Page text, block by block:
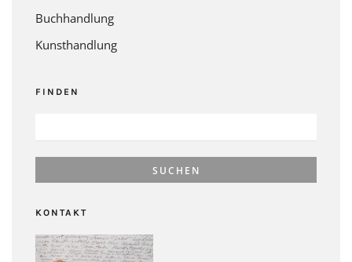
Buchhandlung
Kunsthandlung
FINDEN
KONTAKT